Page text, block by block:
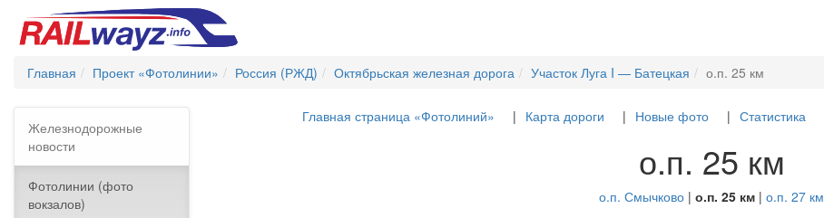
Главная Проект «Фотолинии» Россия (РЖД) Октябрьская железная дорога Участок Луга I — Батецкая о.п. 25 км
Железнодорожные
новости
Фотолинии (фото
вокзалов)
Главная страница «Фотолиний» Карта дороги Новые фото Статистика
о.п. 25 км
о.п. Смычково | о.п. 25 км | о.п. 27 км